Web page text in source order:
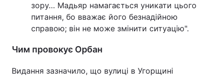
зору… Мадьяр намагається уникати цього
питання, бо вважає його безнадійною
справою; він не може змінити ситуацію".
Чим провокує Орбан
Видання зазначило, що вулиці в Угорщині